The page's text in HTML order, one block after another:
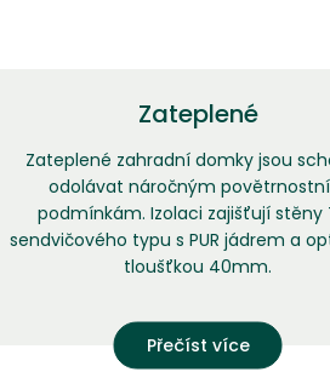
Zateplené
Zateplené zahradní domky jsou
odolávat náročným
podmínkám. Izolaci zajišťují stěny
sendvičového typu s PUR jádrem a
tloušťkou 40mm.
Přečíst více